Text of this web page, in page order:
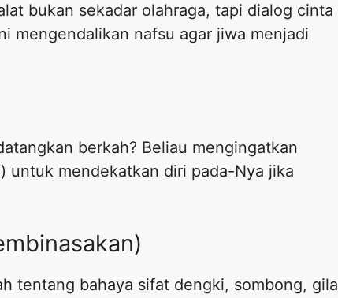
bukan sekadar olahraga, tapi dialog cinta
mengendalikan nafsu agar jiwa menjadi
berkah? Beliau mengingatkan
untuk mendekatkan diri pada-Nya jika
tentang bahaya sifat dengki, sombong, gila